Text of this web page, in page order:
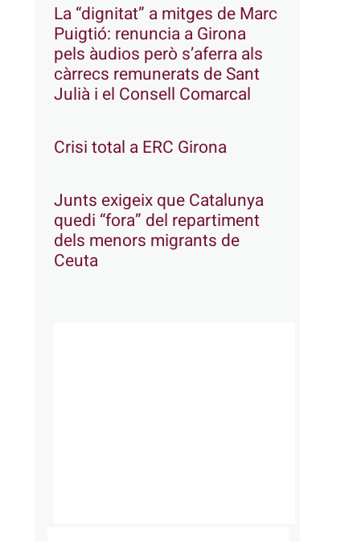
La “dignitat” a mitges de Marc
Puigtió: renuncia a Girona
pels àudios però s’aferra als
càrrecs remunerats de Sant
Julià i el Consell Comarcal
Crisi total a ERC Girona
Junts exigeix que Catalunya
quedi “fora” del repartiment
dels menors migrants de
Ceuta